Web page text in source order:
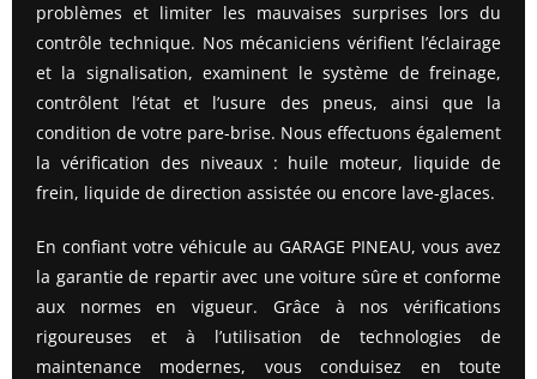
problèmes et limiter les mauvaises surprises lors du
contrôle technique. Nos mécaniciens vérifient l’éclairage
et la signalisation, examinent le système de freinage,
contrôlent l’état et l’usure des pneus, ainsi que la
condition de votre pare-brise. Nous effectuons également
la vérification des niveaux : huile moteur, liquide de
frein, liquide de direction assistée ou encore lave-glaces.
En confiant votre véhicule au GARAGE PINEAU, vous avez
la garantie de repartir avec une voiture sûre et conforme
aux normes en vigueur. Grâce à nos vérifications
rigoureuses et à l’utilisation de technologies de
maintenance modernes, vous conduisez en toute